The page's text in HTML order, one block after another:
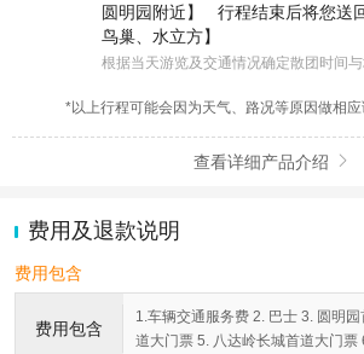
圆明园附近】
行程结束后将您送
鸟巢、水立方】
根据当天游览及交通情况确定散团时间
*以上行程可能会因为天气、路况等原因做相应
查看详细产品介绍 
费用及退款说明
费用包含
费用包含
1.车辆交通服务费 2. 巴士 3. 圆明
道大门票 5. 八达岭长城首道大门票